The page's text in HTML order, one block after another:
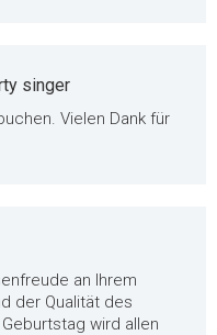
singer
Vielen Dank für
an Ihrem
der Qualität des
wird allen